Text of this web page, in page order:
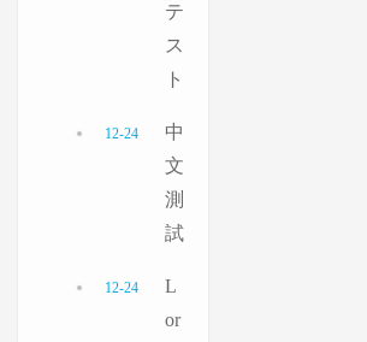
テ
ス
ト
中
文
測
試
12-24
L
or
12-24